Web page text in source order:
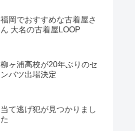
福岡でおすすめな古着屋さ
ん 大名の古着屋LOOP
柳ヶ浦高校が20年ぶりのセ
ンバツ出場決定
当て逃げ犯が見つかりまし
た